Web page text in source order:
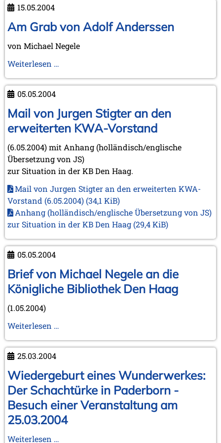
November 2006 (3 Einträge)
September 2006 (1 Eintrag)
Juli 2006 (1 Eintrag)
Juni 2006 (3 Einträge)
Mai 2006 (1 Eintrag)
April 2006 (2 Einträge)
März 2006 (3 Einträge)
Januar 2006 (1 Eintrag)
2005
September 2005 (3 Einträge)
August 2005 (1 Eintrag)
Juni 2005 (1 Eintrag)
April 2005 (1 Eintrag)
März 2005 (2 Einträge)
Februar 2005 (1 Eintrag)
Januar 2005 (2 Einträge)
2004
Dezember 2004 (2 Einträge)
September 2004 (1 Eintrag)
August 2004 (3 Einträge)
Juli 2004 (1 Eintrag)
Juni 2004 (1 Eintrag)
Mai 2004 (3 Einträge)
März 2004 (1 Eintrag)
2003
Dezember 2003 (1 Eintrag)
November 2003 (2 Einträge)
Oktober 2003 (1 Eintrag)
Juli 2003 (1 Eintrag)
April 2003 (1 Eintrag)
2002
15.05.2004
Am Grab von Adolf Anderssen
von Michael Negele
Weiterlesen …
von
Anderssen
05.05.2004
Mail von Jurgen Stigter an den
erweiterten KWA-Vorstand
(6.05.2004) mit Anhang (holländisch/englische
Übersetzung von JS)
zur Situation in der KB Den Haag.
Mail von Jurgen Stigter an den erweiterten KWA-
Vorstand (6.05.2004) (34,1 KiB)
Anhang (holländisch/englische Übersetzung von JS)
zur Situation in der KB Den Haag (29,4 KiB)
05.05.2004
Brief von Michael Negele an die
Königliche Bibliothek Den Haag
(1.05.2004)
Weiterlesen …
Michael
an
die
Königliche
Bibliothek
Den
25.03.2004
Wiedergeburt eines Wunderwerkes:
Der Schachtürke in Paderborn -
Besuch einer Veranstaltung am
25.03.2004
Weiterlesen …